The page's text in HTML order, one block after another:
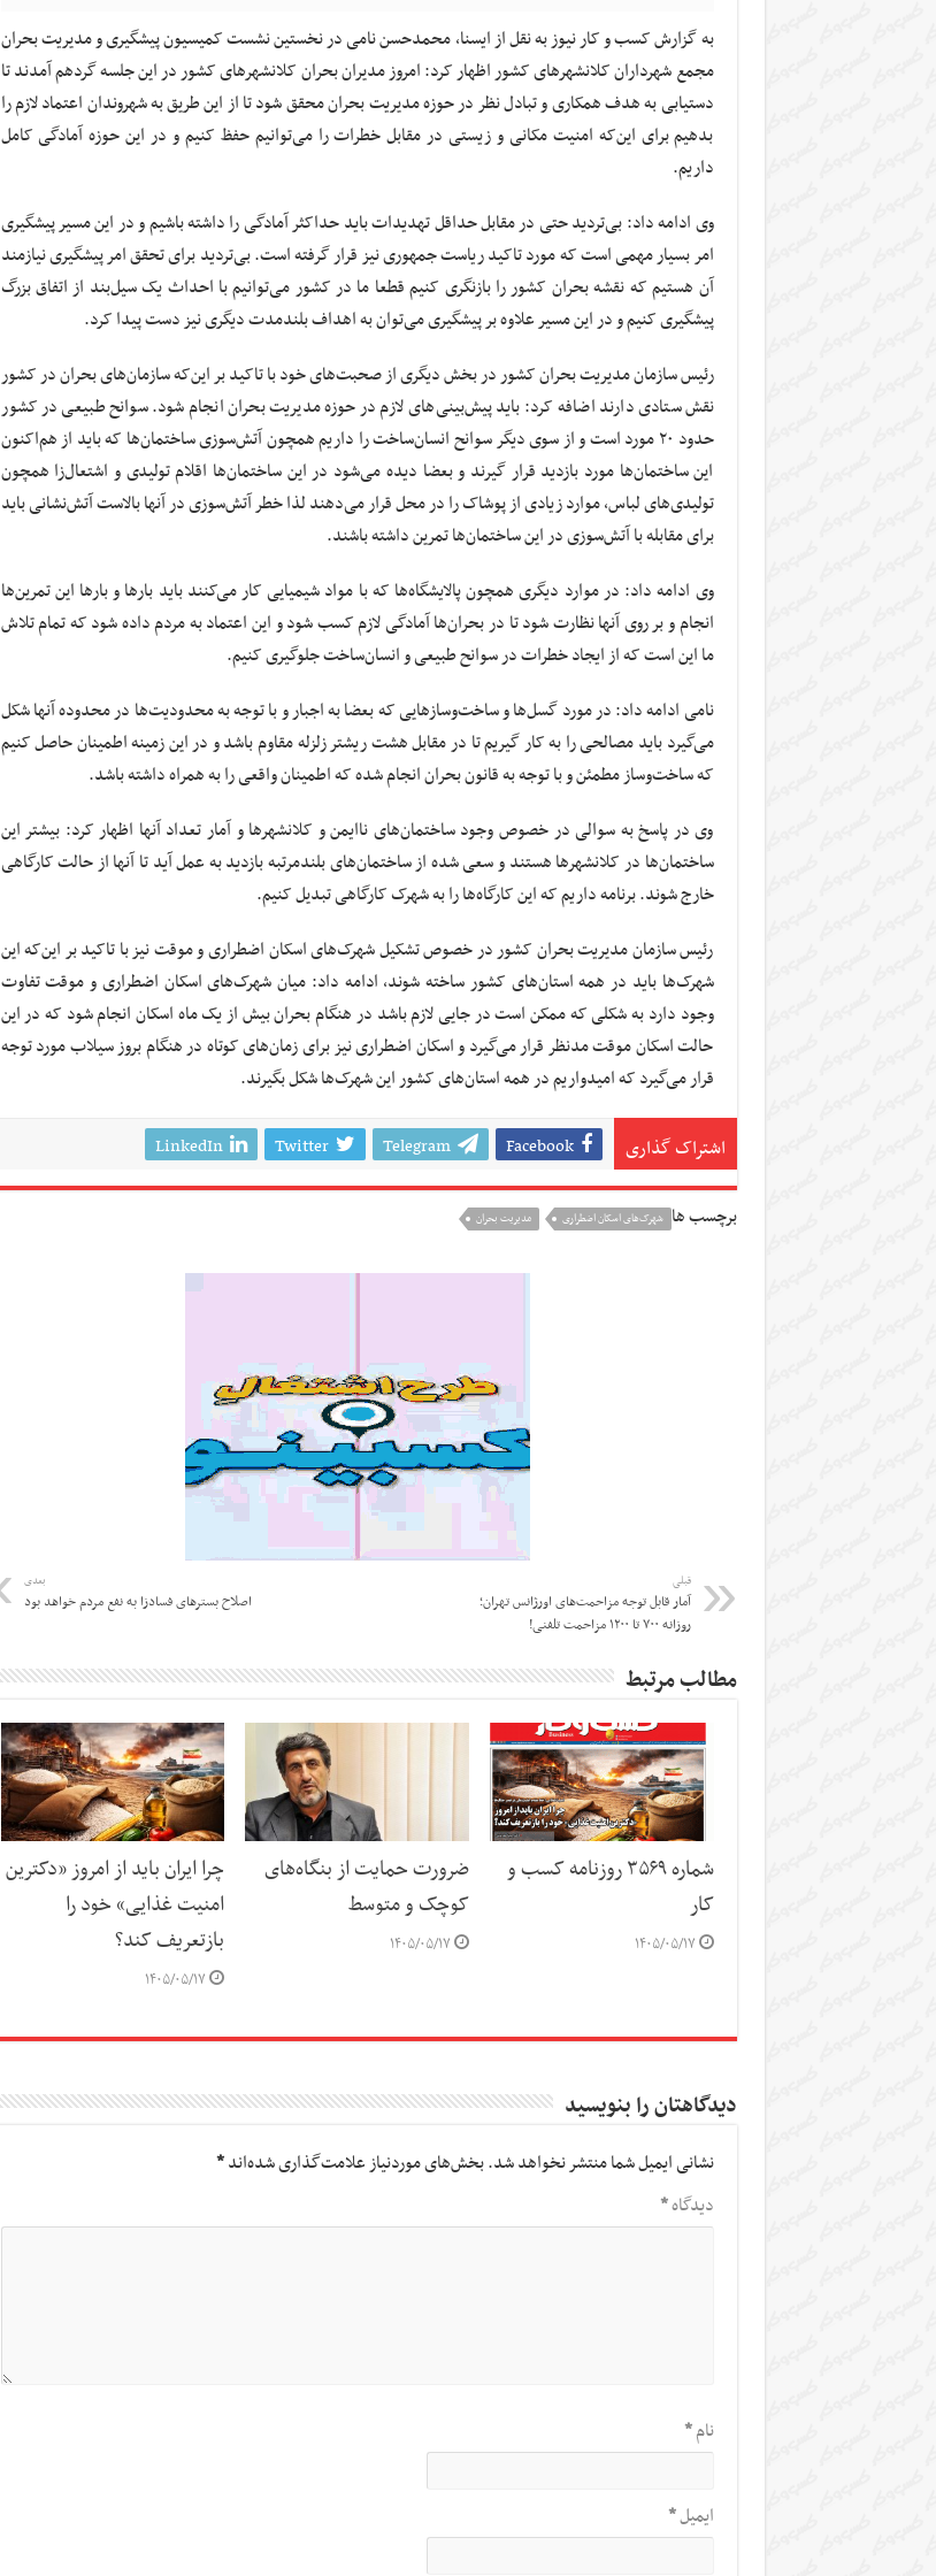
به گزارش کسب و کار نیوز به نقل از ایسنا، محمدحسن نامی در نخستین نشست کمیسیون پیشگیری و مدیریت بحران
مجمع شهرداران کلانشهرهای کشور اظهار کرد: امروز مدیران بحران کلانشهرهای کشور در این جلسه گردهم آمدند تا
دستیابی به هدف همکاری و تبادل نظر در حوزه مدیریت بحران محقق شود تا از این طریق به شهروندان اعتماد لازم را
بدهیم برای این‌که امنیت مکانی و زیستی در مقابل خطرات را می‌توانیم حفظ کنیم و در این حوزه آمادگی کامل
داریم.
وی ادامه داد: بی‌تردید حتی در مقابل حداقل تهدیدات باید حداکثر آمادگی را داشته باشیم و در این مسیر پیشگیری
امر بسیار مهمی است که مورد تاکید ریاست جمهوری نیز قرار گرفته است. بی‌تردید برای تحقق امر پیشگیری نیازمند
آن هستیم که نقشه بحران کشور را بازنگری کنیم قطعا ما در کشور می‌توانیم با احداث یک سیل‌بند از اتفاق بزرگ
پیشگیری کنیم و در این مسیر علاوه بر پیشگیری می‌توان به اهداف بلندمدت دیگری نیز دست پیدا کرد.
رئیس سازمان مدیریت بحران کشور در بخش دیگری از صحبت‌های خود با تاکید بر این‌که سازمان‌های بحران در کشور
نقش ستادی دارند اضافه کرد: باید پیش‌بینی‌های لازم در حوزه مدیریت بحران انجام شود. سوانح طبیعی در کشور
حدود ۲۰ مورد است و از سوی دیگر سوانح انسان‌ساخت را داریم همچون آتش‌سوزی ساختمان‌ها که باید از هم‌اکنون
این ساختمان‌ها مورد بازدید قرار گیرند و بعضا دیده می‌شود در این ساختمان‌ها اقلام تولیدی و اشتعال‌زا همچون
تولیدی‌های لباس، موارد زیادی از پوشاک را در محل قرار می‌دهند لذا خطر آتش‌سوزی در آنها بالاست آتش‌نشانی باید
برای مقابله با آتش‌سوزی در این ساختمان‌ها تمرین داشته باشند.
وی ادامه داد: در موارد دیگری همچون پالایشگاه‌ها که با مواد شیمیایی کار می‌کنند باید بارها و بارها این تمرین‌ها
انجام و بر روی آنها نظارت شود تا در بحران‌ها آمادگی لازم کسب شود و این اعتماد به مردم داده شود که تمام تلاش
ما این است که از ایجاد خطرات در سوانح طبیعی و انسان‌ساخت جلوگیری کنیم.
نامی ادامه داد: در مورد گسل‌ها و ساخت‌وسازهایی که بعضا به اجبار و با توجه به محدودیت‌ها در محدوده آنها شکل
می‌گیرد باید مصالحی را به کار گیریم تا در مقابل هشت ریشتر زلزله مقاوم باشد و در این زمینه اطمینان حاصل کنیم
که ساخت‌وساز مطمئن و با توجه به قانون بحران انجام شده که اطمینان واقعی را به همراه داشته باشد.
وی در پاسخ به سوالی در خصوص وجود ساختمان‌های ناایمن و کلانشهرها و آمار تعداد آنها اظهار کرد: بیشتر این
ساختمان‌ها در کلانشهرها هستند و سعی شده از ساختمان‌های بلندمرتبه بازدید به عمل آید تا آنها از حالت کارگاهی
خارج شوند. برنامه داریم که این کارگاه‌ها را به شهرک کارگاهی تبدیل کنیم.
رئیس سازمان مدیریت بحران کشور در خصوص تشکیل شهرک‌های اسکان اضطراری و موقت نیز با تاکید بر این‌که این
شهرک‌ها باید در همه استان‌های کشور ساخته شوند، ادامه داد: میان شهرک‌های اسکان اضطراری و موقت تفاوت
وجود دارد به شکلی که ممکن است در جایی لازم باشد در هنگام بحران بیش از یک ماه اسکان انجام شود که در این
حالت اسکان موقت مدنظر قرار می‌گیرد و اسکان اضطراری نیز برای زمان‌های کوتاه در هنگام بروز سیلاب مورد توجه
قرار می‌گیرد که امیدواریم در همه استان‌های کشور این شهرک‌ها شکل بگیرند.
اشتراک گذاری Facebook
Telegram
Twitter
LinkedIn
برچسب ها شهرک‌های اسکان اضطراری مدیریت بحران
قبلی
آمار قابل توجه مزاحمت‌های اورژانس تهران؛
روزانه ۷۰۰ تا ۱۲۰۰ مزاحمت تلفنی!
بعدی
اصلاح بسترهای فسادزا به نفع مردم خواهد بود
مطالب مرتبط
شماره ۳۵۶۹ روزنامه کسب و
کار
۱۴۰۵/۰۵/۱۷
ضرورت حمایت از بنگاه‌های
کوچک و متوسط
۱۴۰۵/۰۵/۱۷
چرا ایران باید از امروز «دکترین
امنیت غذایی» خود را
بازتعریف کند؟
۱۴۰۵/۰۵/۱۷
دیدگاهتان را بنویسید
نشانی ایمیل شما منتشر نخواهد شد.بخش‌های موردنیاز علامت‌گذاری شده‌اند*
دیدگاه*
نام*
ایمیل*